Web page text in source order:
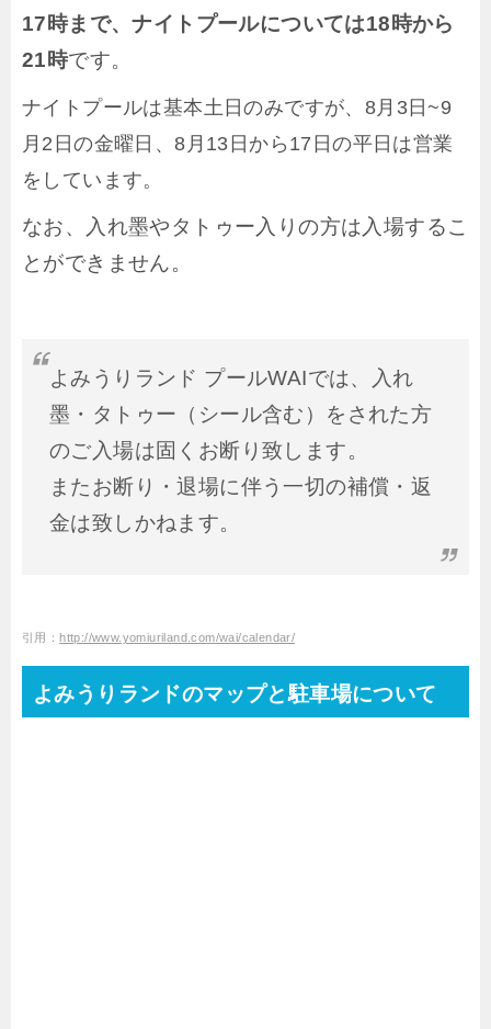
17時まで、ナイトプールについては18時から
21時です。
ナイトプールは基本土日のみですが、8月3日~9
月2日の金曜日、8月13日から17日の平日は営業
をしています。
なお、入れ墨やタトゥー入りの方は入場するこ
とができません。
よみうりランド プールWAIでは、入れ
墨・タトゥー（シール含む）をされた方
のご入場は固くお断り致します。
またお断り・退場に伴う一切の補償・返
金は致しかねます。
引用：http://www.yomiuriland.com/wai/calendar/
よみうりランドのマップと駐車場について